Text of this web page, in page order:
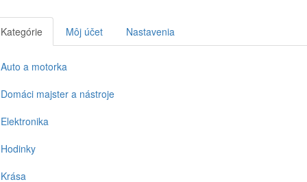
Kategórie Môj účet Nastavenia
Auto a motorka
Domáci majster a nástroje
Elektronika
Hodinky
Krása